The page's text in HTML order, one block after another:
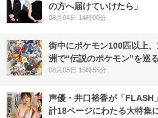
の方へ届けていけたら」
08月04日 14時00分
街中にポケモン100匹以上
洲で“伝説のポケモン”を巡
08月05日 15時55分
声優・井口裕香が「FLASH
計18ページにわたる大特集